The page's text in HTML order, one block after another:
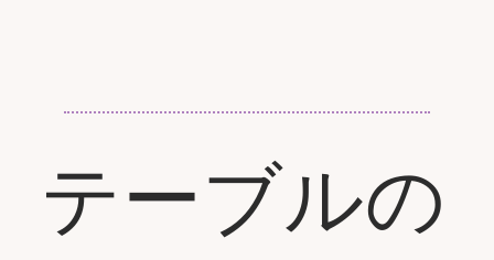
テーブルの